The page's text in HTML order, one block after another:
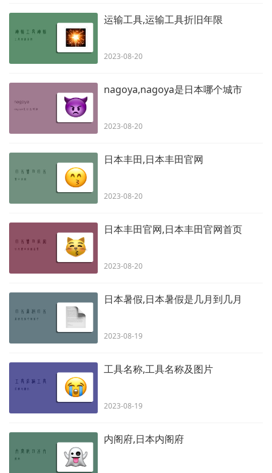
运输工具,运输工具折旧年限
2023-08-20
nagoya,nagoya是日本哪个城市
2023-08-20
日本丰田,日本丰田官网
2023-08-20
日本丰田官网,日本丰田官网首页
2023-08-20
日本暑假,日本暑假是几月到几月
2023-08-19
工具名称,工具名称及图片
2023-08-19
内阁府,日本内阁府